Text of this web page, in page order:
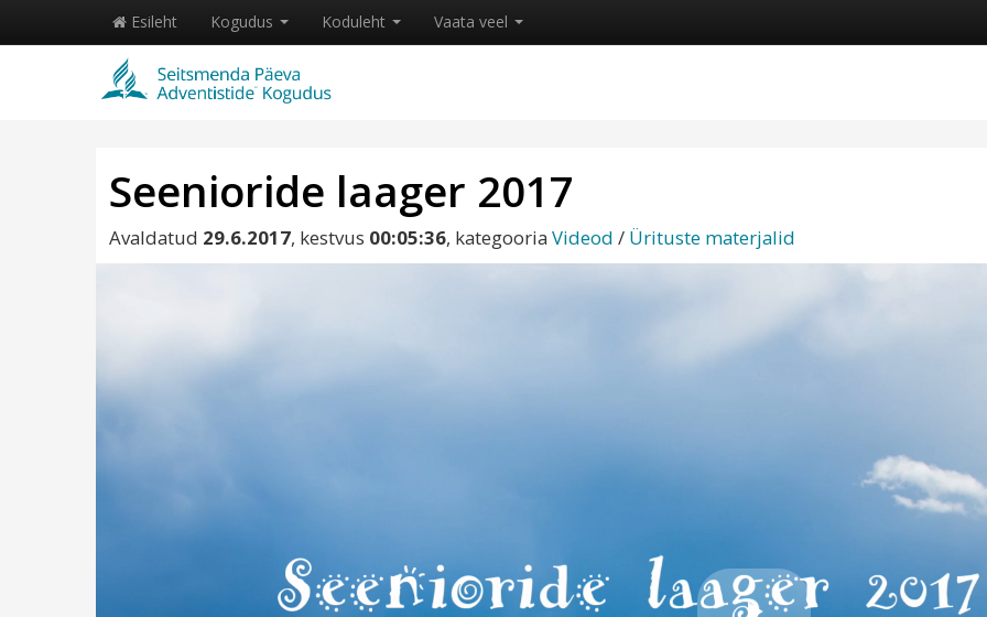
Esileht Kogudus Koduleht Vaata veel
Seenioride laager 2017
Avaldatud 29.6.2017, kestvus 00:05:36, kategooria Videod / Ürituste materjalid